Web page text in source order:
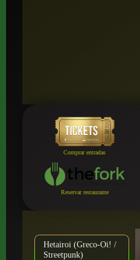
Comprar entradas
Reservar restaurante
Hetairoi (Greco-Oi! /
Streetpunk)